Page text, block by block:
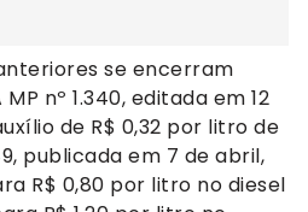
se encerram
nº 1.340, editada em 12
de R$ 0,32 por litro de
publicada em 7 de abril,
R$ 0,80 por litro no diesel